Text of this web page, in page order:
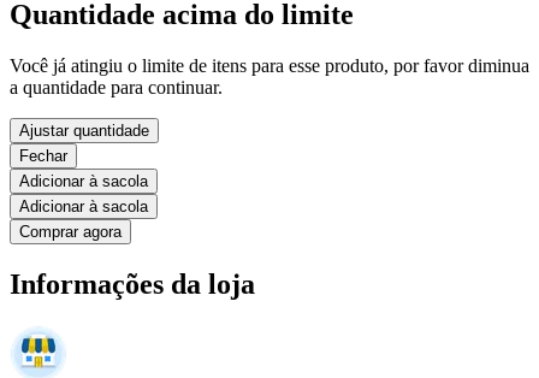
Quantidade acima do limite
Você já atingiu o limite de itens para esse produto, por favor diminua
a quantidade para continuar.
Ajustar quantidade
Fechar
Adicionar à sacola
Adicionar à sacola
Comprar agora
Informações da loja